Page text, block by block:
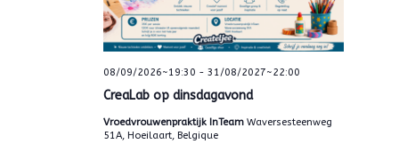
CreaLab op dinsdagavond
08/09/2026~19:30 - 31/08/2027~22:00
Vroedvrouwenpraktijk InTeam Waversesteenweg
51A, Hoeilaart, Belgique